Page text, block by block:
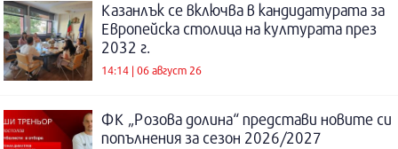
Казанлък се включва в кандидатурата за
Европейска столица на културата през
2032 г.
14:14 | 06 август 26
ФК „Розова долина“ представи новите си
попълнения за сезон 2026/2027